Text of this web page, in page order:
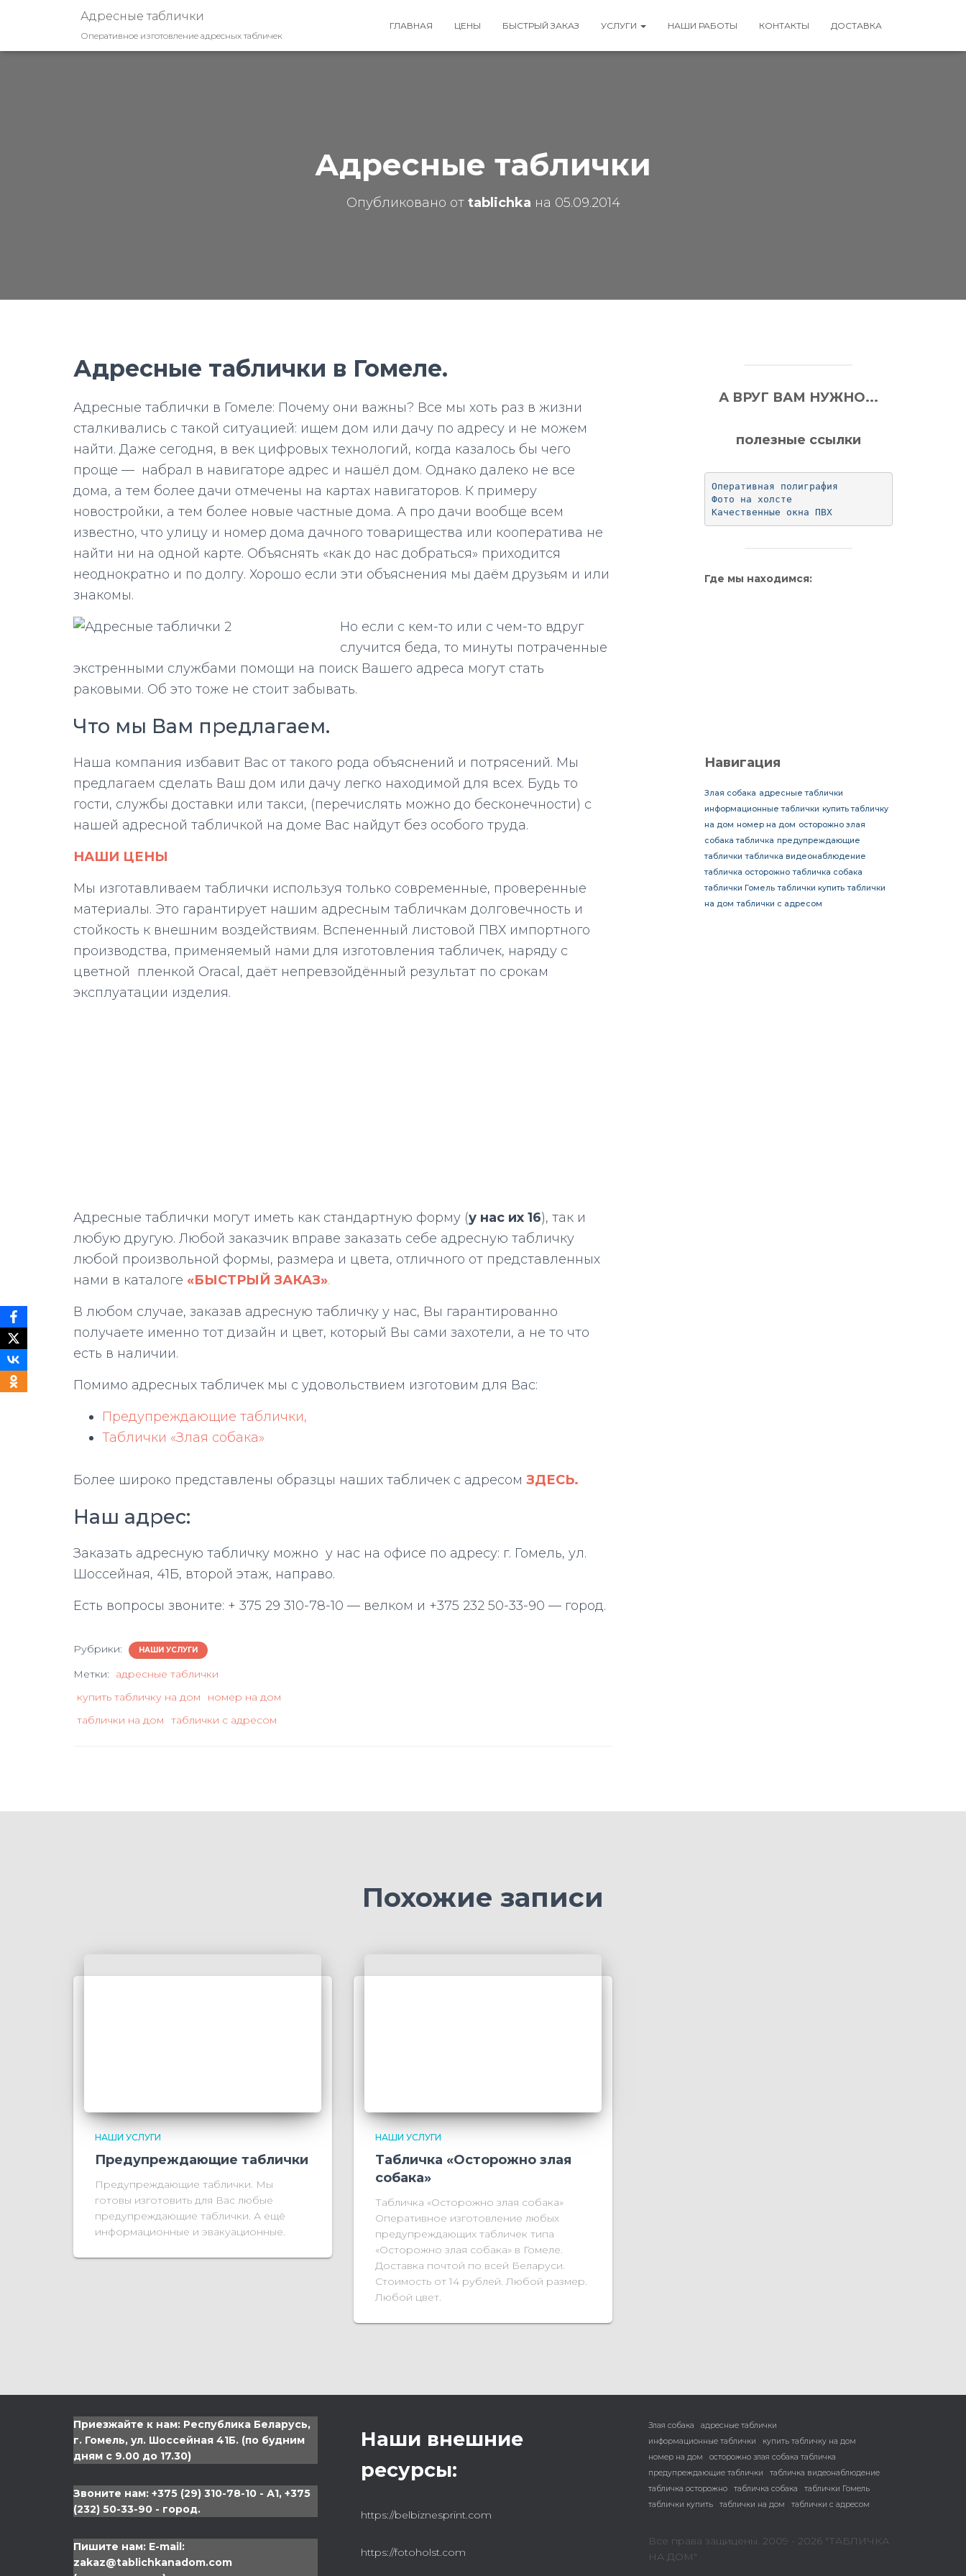
Адресные таблички
Оперативное изготовление адресных табличек
ГЛАВНАЯ ЦЕНЫ БЫСТРЫЙ ЗАКАЗ УСЛУГИ НАШИ РАБОТЫ КОНТАКТЫ ДОСТАВКА
Адресные таблички
Опубликовано от tablichka на 05.09.2014
Адресные таблички в Гомеле.
Адресные таблички в Гомеле: Почему они важны? Все мы хоть раз в жизни
сталкивались с такой ситуацией: ищем дом или дачу по адресу и не можем
найти. Даже сегодня, в век цифровых технологий, когда казалось бы чего
проще — набрал в навигаторе адрес и нашёл дом. Однако далеко не все
дома, а тем более дачи отмечены на картах навигаторов. К примеру
новостройки, а тем более новые частные дома. А про дачи вообще всем
известно, что улицу и номер дома дачного товарищества или кооператива не
найти ни на одной карте. Объяснять «как до нас добраться» приходится
неоднократно и по долгу. Хорошо если эти объяснения мы даём друзьям и или
знакомы.
Но если с кем-то или с чем-то вдруг
случится беда, то минуты потраченные
экстренными службами помощи на поиск Вашего адреса могут стать
раковыми. Об это тоже не стоит забывать.
Что мы Вам предлагаем.
Наша компания избавит Вас от такого рода объяснений и потрясений. Мы
предлагаем сделать Ваш дом или дачу легко находимой для всех. Будь то
гости, службы доставки или такси, (перечислять можно до бесконечности) с
нашей адресной табличкой на доме Вас найдут без особого труда.
НАШИ ЦЕНЫ
Мы изготавливаем таблички используя только современные, проверенные
материалы. Это гарантирует нашим адресным табличкам долговечность и
стойкость к внешним воздействиям. Вспененный листовой ПВХ импортного
производства, применяемый нами для изготовления табличек, наряду с
цветной пленкой Oracal, даёт непревзойдённый результат по срокам
эксплуатации изделия.
Адресные таблички могут иметь как стандартную форму (у нас их 16), так и
любую другую. Любой заказчик вправе заказать себе адресную табличку
любой произвольной формы, размера и цвета, отличного от представленных
нами в каталоге «БЫСТРЫЙ ЗАКАЗ».
В любом случае, заказав адресную табличку у нас, Вы гарантированно
получаете именно тот дизайн и цвет, который Вы сами захотели, а не то что
есть в наличии.
Помимо адресных табличек мы с удовольствием изготовим для Вас:
Предупреждающие таблички,
Таблички «Злая собака»
Более широко представлены образцы наших табличек с адресом ЗДЕСЬ.
Наш адрес:
Заказать адресную табличку можно у нас на офисе по адресу: г. Гомель, ул.
Шоссейная, 41Б, второй этаж, направо.
Есть вопросы звоните: + 375 29 310-78-10 — велком и +375 232 50-33-90 — город.
Рубрики: НАШИ УСЛУГИ
Метки:
адресные таблички
купить табличку на дом
номер на дом
таблички на дом
таблички с адресом
А ВРУГ ВАМ НУЖНО...
полезные ссылки
Оперативная полиграфия
Фото на холсте
Качественные окна ПВХ
Где мы находимся:
Навигация
Злая собака адресные таблички
информационные таблички купить табличку
на дом номер на дом осторожно злая
собака табличка предупреждающие
таблички табличка видеонаблюдение
табличка осторожно табличка собака
таблички Гомель таблички купить таблички
на дом таблички с адресом
Похожие записи
НАШИ УСЛУГИ
Предупреждающие таблички
Предупреждающие таблички. Мы
готовы изготовить для Вас любые
предупреждающие таблички. А ещё
информационные и эвакуационные.
НАШИ УСЛУГИ
Табличка «Осторожно злая
собака»
Табличка «Осторожно злая собака»
Оперативное изготовление любых
предупреждающих табличек типа
«Осторожно злая собака» в Гомеле.
Доставка почтой по всей Беларуси.
Стоимость от 14 рублей. Любой размер.
Любой цвет.
Приезжайте к нам: Республика Беларусь,
г. Гомель, ул. Шоссейная 41Б. (по будним
дням с 9.00 до 17.30)
Звоните нам: +375 (29) 310-78-10 - А1, +375
(232) 50-33-90 - город.
Пишите нам: Е-mail:
zakaz@tablichkanadom.com
Наши внешние
ресурсы:
https://belbiznesprint.com
https://fotoholst.com
Злая собака
адресные таблички
информационные таблички
купить табличку на дом
номер на дом
осторожно злая собака табличка
предупреждающие таблички
табличка видеонаблюдение
табличка осторожно
табличка собака
таблички Гомель
таблички купить
таблички на дом таблички с адресом
Все права защицены. 2009 - 2026 "ТАБЛИЧКА
НА ДОМ"